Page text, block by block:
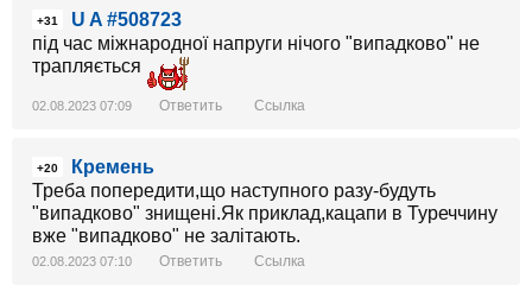
+31
U A #508723
під час міжнародної напруги нічого "випадково" не
трапляється
02.08.2023 07:09 Ответить Ссылка
+20
Кремень
Треба попередити,що наступного разу-будуть
"випадково" знищені.Як приклад,кацапи в Туреччину
вже "випадково" не залітають.
02.08.2023 07:10 Ответить Ссылка